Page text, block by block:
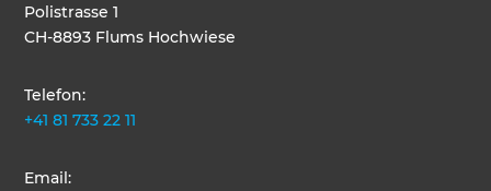
Polistrasse 1
CH-8893 Flums Hochwiese
Telefon:
+41 81 733 22 11
Email: